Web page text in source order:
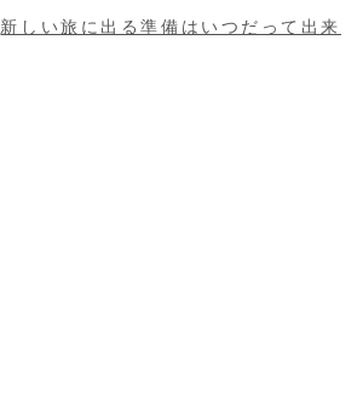
新しい旅に出る準備はいつだって出来